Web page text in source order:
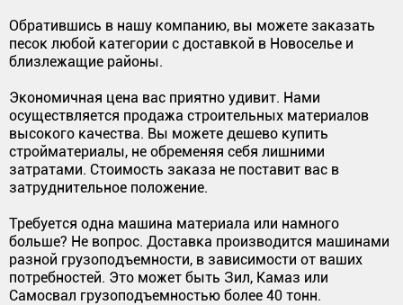
Обратившись в нашу компанию, вы можете заказать
песок любой категории с доставкой в Новоселье и
близлежащие районы.
Экономичная цена вас приятно удивит. Нами
осуществляется продажа строительных материалов
высокого качества. Вы можете дешево купить
стройматериалы, не обременяя себя лишними
затратами. Стоимость заказа не поставит вас в
затруднительное положение.
Требуется одна машина материала или намного
больше? Не вопрос. Доставка производится машинами
разной грузоподъемности, в зависимости от ваших
потребностей. Это может быть Зил, Камаз или
Самосвал грузоподъемностью более 40 тонн.